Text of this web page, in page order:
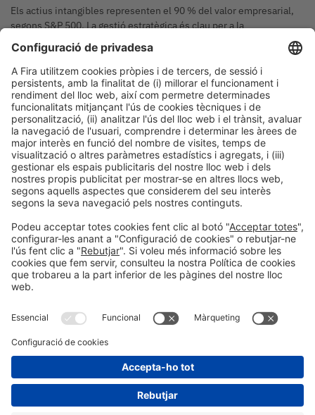
Els actius intangibles representen el 90 % del valor empresarial,
segons S&P 500. La gestió estratègica és clau per a la
sostenibilitat i l’èxit d’una organització. La propietat industrial és
una de les millors eines per assegurar una inversió, generar
oportunitats de negoci i atreure finançament.
Ponents
PONENT
Coro Gutiérrez Pla
Tècnica Superior a la Unitat de Suport a la Direcció
Oficina Española de Patentes y Marcas, O.A
Organitzadors